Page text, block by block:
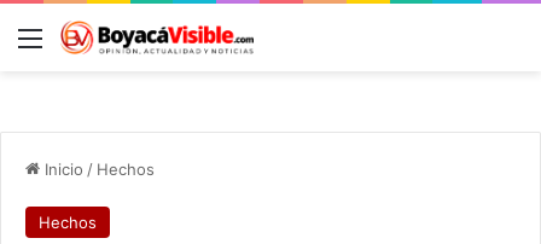
Menú
Inicio / Hechos
Hechos